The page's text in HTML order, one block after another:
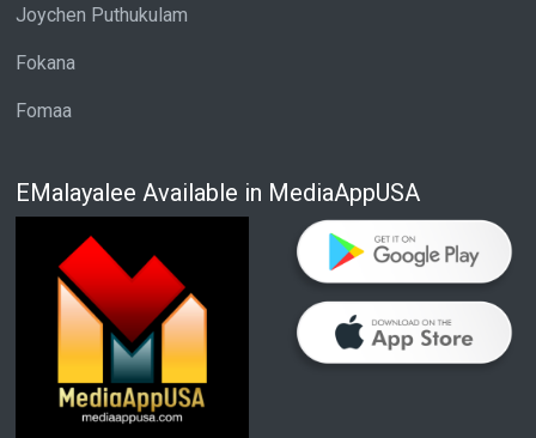
Joychen Puthukulam
Fokana
Fomaa
EMalayalee Available in MediaAppUSA